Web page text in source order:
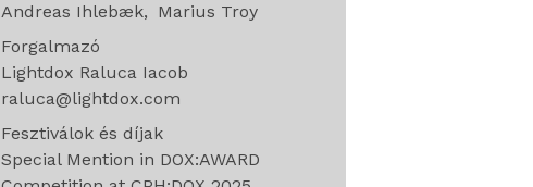
Andreas Ihlebæk
Marius Troy
Forgalmazó
Lightdox Raluca Iacob
raluca@lightdox.com
Fesztiválok és díjak
Special Mention in DOX:AWARD